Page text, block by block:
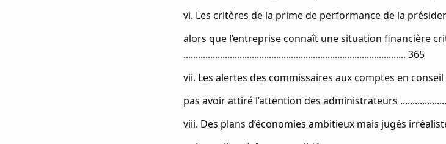
vi. Les critères de la prime de performance de la
alors que l’entreprise connaît une situation financière
........................................................................................... 365
vii. Les alertes des commissaires aux comptes en
pas avoir attiré l’attention des administrateurs
viii. Des plans d’économies ambitieux mais jugés